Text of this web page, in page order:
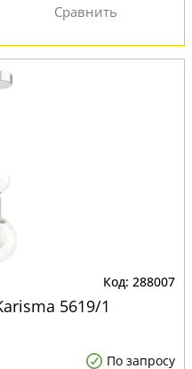
288007
5619/1
По запросу